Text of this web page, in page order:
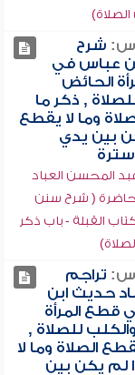
شرح
عباس في
الحائض
, ذكر ما
وما لا يقطع
بين يدي
المحسن العباد
( شرح سنن
القبلة - باب ذكر
تراجم
حديث ابن
قطع المرأة
للصلاة ,
الصلاة وما لا
لم يكن بين